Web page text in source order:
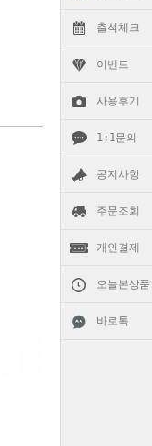
출석체크
이벤트
사용후기
1:1문의
공지사항
주문조회
개인결제
오늘본상품
바로톡